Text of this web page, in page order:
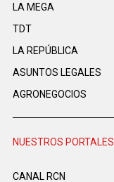
LA MEGA
TDT
LA REPÚBLICA
ASUNTOS LEGALES
AGRONEGOCIOS
NUESTROS PORTALES
CANAL RCN